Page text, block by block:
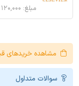
مبلغ: ۱۲۰,۰۰۰ تومان
مشاهده خریدهای
سوالات متداول